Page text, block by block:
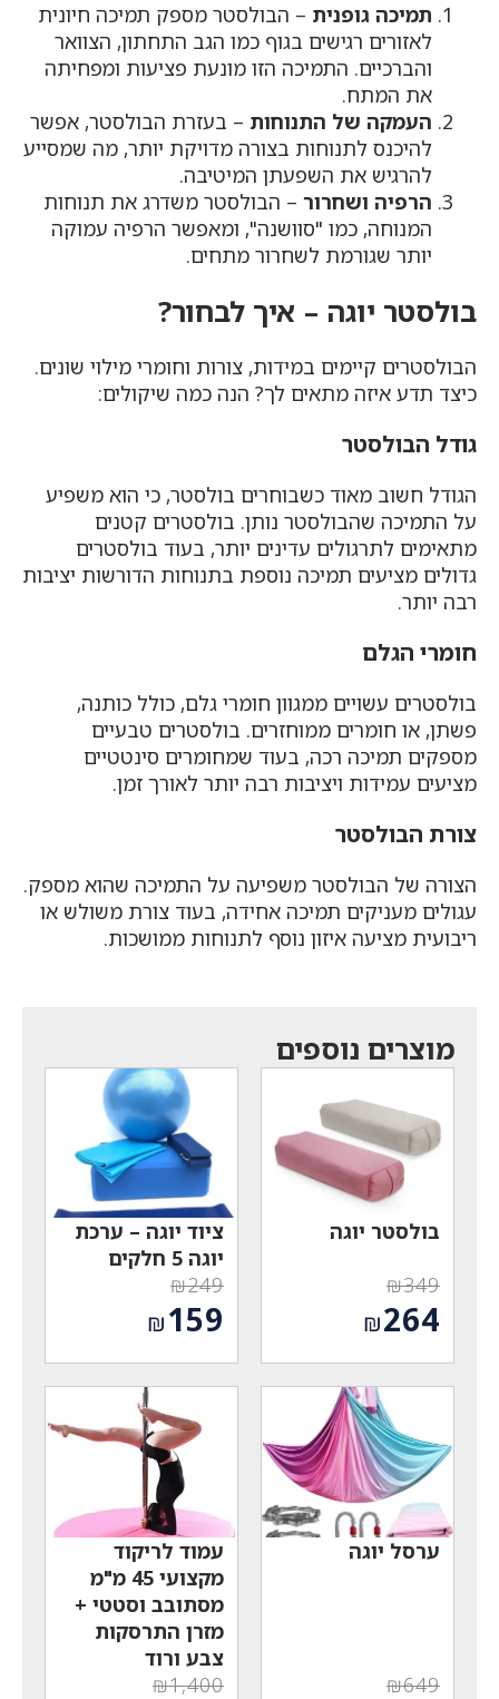
תמיכה גופנית – הבולסטר מספק תמיכה חיונית
לאזורים רגישים בגוף כמו הגב התחתון, הצוואר
והברכיים. התמיכה הזו מונעת פציעות ומפחיתה
את המתח.
העמקה של התנוחות – בעזרת הבולסטר, אפשר
להיכנס לתנוחות בצורה מדויקת יותר, מה שמסייע
להרגיש את השפעתן המיטיבה.
הרפיה ושחרור – הבולסטר משדרג את תנוחות
המנוחה, כמו "סוושנה", ומאפשר הרפיה עמוקה
יותר שגורמת לשחרור מתחים.
בולסטר יוגה – איך לבחור?
הבולסטרים קיימים במידות, צורות וחומרי מילוי שונים.
כיצד תדע איזה מתאים לך? הנה כמה שיקולים:
גודל הבולסטר
הגודל חשוב מאוד כשבוחרים בולסטר, כי הוא משפיע
על התמיכה שהבולסטר נותן. בולסטרים קטנים
מתאימים לתרגולים עדינים יותר, בעוד בולסטרים
גדולים מציעים תמיכה נוספת בתנוחות הדורשות יציבות
רבה יותר.
חומרי הגלם
בולסטרים עשויים ממגוון חומרי גלם, כולל כותנה,
פשתן, או חומרים ממוחזרים. בולסטרים טבעיים
מספקים תמיכה רכה, בעוד שמחומרים סינטטיים
מציעים עמידות ויציבות רבה יותר לאורך זמן.
צורת הבולסטר
הצורה של הבולסטר משפיעה על התמיכה שהוא מספק.
עגולים מעניקים תמיכה אחידה, בעוד צורת משולש או
ריבועית מציעה איזון נוסף לתנוחות ממושכות.
מוצרים נוספים
בולסטר יוגה
₪349
המחיר
המקורי
היה:
₪349.
₪264
הנוכחי
₪264.
ציוד יוגה – ערכת
יוגה 5 חלקים
₪249
המחיר
המקורי
היה:
₪249.
₪159
הנוכחי
₪159.
ערסל יוגה
₪649
עמוד לריקוד
מקצועי 45 מ"מ
מסתובב וסטטי +
מזרן התרסקות
צבע ורוד
₪1,400